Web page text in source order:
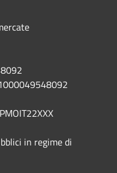
in regime di